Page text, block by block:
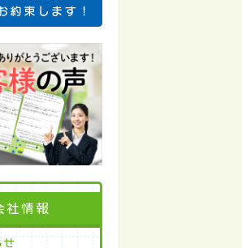
社情報
せ